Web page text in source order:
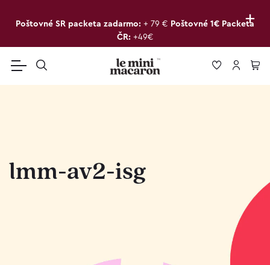
+
Poštovné SR packeta zadarmo: + 79 € Poštovné 1€ Packeta
ČR: +49€
lmm-av2-isg